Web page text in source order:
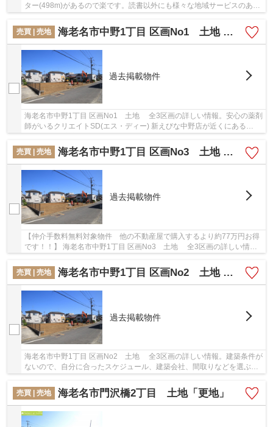
ター(498m)があるので楽です。読書以外にも様々な地域サービスのある
売買 | 売地
海老名市中野1丁目 区画No1 土地 全3区画【仲介手数料無料】
過去掲載物件
海老名市中野1丁目 区画No1 土地 全3区画の詳しい情報。安心の薬剤
師がいるクリエイトSD(エス・ディー) 新えびな中野店が近くにある
(432m)ので安心。建築条件がないので、自分に合...
売買 | 売地
海老名市中野1丁目 区画No3 土地 全3区画【仲介手数料無料】
過去掲載物件
【仲介手数料無料対象物件 他の不動産屋で購入するより約77万円お得
です！！】 海老名市中野1丁目 区画No3 土地 全3区画の詳しい情
売買 | 売地
海老名市中野1丁目 区画No2 土地 全3区画【仲介手数料無料】
過去掲載物件
海老名市中野1丁目 区画No2 土地 全3区画の詳しい情報。建築条件が
ないので、自分に合ったスケジュール、建築会社、間取りなどを選ぶこ
売買 | 売地
海老名市門沢橋2丁目 土地「更地」